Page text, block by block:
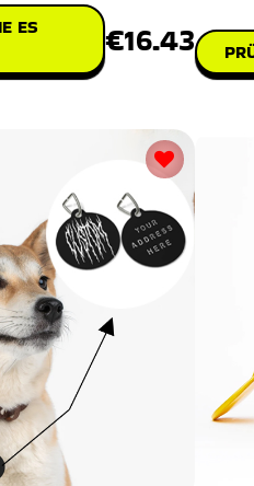
ES
€16.43